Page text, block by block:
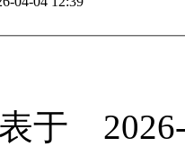
于 2026-